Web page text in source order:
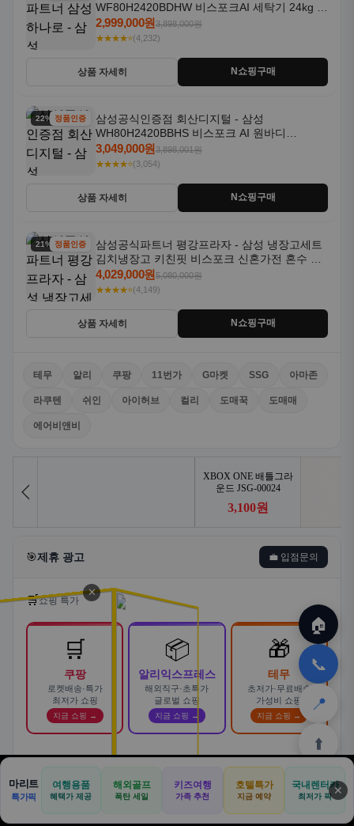
WF80H2420BDHW 비스포크AI 세탁기 24kg 건
조기 20kg 세제자동투입
2,999,000원3,898,000원
★★★★⭐(4,232)
상품 자세히 N쇼핑구매
22% 할인정품인증
삼성공식인증점 회산디지털 - 삼성
WH80H2420BBHS 비스포크 AI 원바디
24kg+20kg 세제자동투입 1등급
3,049,000원3,898,001원
★★★★⭐(3,054)
상품 자세히 N쇼핑구매
21% 할인정품인증
삼성공식파트너 평강프라자 - 삼성 냉장고세트
김치냉장고 키친핏 비스포크 신혼가전 혼수 입
주가전 빌트인 화이트
4,029,000원5,080,000원
★★★★⭐(4,149)
상품 자세히 N쇼핑구매
테무 알리 쿠팡 11번가 G마켓 SSG 아마존
라쿠텐 쉬인 아이허브 컬리 도매꾹 도매매
에어비앤비
🎯제휴 광고 💼 입점문의
🛒쇼핑 특가
🛒
쿠팡
로켓배송·특가
최저가 쇼핑
지금 쇼핑 →
📦
알리익스프레스
해외직구·초특가
글로벌 쇼핑
지금 쇼핑 →
🎁
테무
초저가·무료배송
가성비 쇼핑
지금 쇼핑 →
🚗
합리적으로
AD
카슐랭 · 신차 장기렌트 · 리스 · 월 렌탈료 비교
바로가기 →
🏠
✈️
공항
⛳
📋
🛒
쿠팡
🎁
테무
🏠
📞
📍
⬆️
🏠 📝
견적
🚐
기사등록
🛒
아마존
✕
마리트
특가픽
여행용품
혜택가 제공
해외골프
폭탄 세일
키즈여행
가족 추천
호텔특가
지금 예약
국내렌터카
최저가 픽 ✕